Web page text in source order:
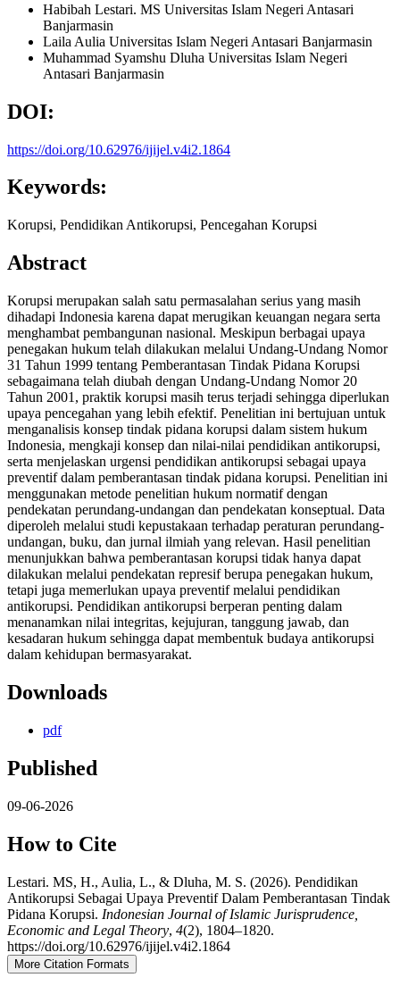
Habibah Lestari. MS Universitas Islam Negeri Antasari
Banjarmasin
Laila Aulia Universitas Islam Negeri Antasari Banjarmasin
Muhammad Syamshu Dluha Universitas Islam Negeri
Antasari Banjarmasin
DOI:
https://doi.org/10.62976/ijijel.v4i2.1864
Keywords:
Korupsi, Pendidikan Antikorupsi, Pencegahan Korupsi
Abstract
Korupsi merupakan salah satu permasalahan serius yang masih
dihadapi Indonesia karena dapat merugikan keuangan negara serta
menghambat pembangunan nasional. Meskipun berbagai upaya
penegakan hukum telah dilakukan melalui Undang-Undang Nomor
31 Tahun 1999 tentang Pemberantasan Tindak Pidana Korupsi
sebagaimana telah diubah dengan Undang-Undang Nomor 20
Tahun 2001, praktik korupsi masih terus terjadi sehingga diperlukan
upaya pencegahan yang lebih efektif. Penelitian ini bertujuan untuk
menganalisis konsep tindak pidana korupsi dalam sistem hukum
Indonesia, mengkaji konsep dan nilai-nilai pendidikan antikorupsi,
serta menjelaskan urgensi pendidikan antikorupsi sebagai upaya
preventif dalam pemberantasan tindak pidana korupsi. Penelitian ini
menggunakan metode penelitian hukum normatif dengan
pendekatan perundang-undangan dan pendekatan konseptual. Data
diperoleh melalui studi kepustakaan terhadap peraturan perundang-
undangan, buku, dan jurnal ilmiah yang relevan. Hasil penelitian
menunjukkan bahwa pemberantasan korupsi tidak hanya dapat
dilakukan melalui pendekatan represif berupa penegakan hukum,
tetapi juga memerlukan upaya preventif melalui pendidikan
antikorupsi. Pendidikan antikorupsi berperan penting dalam
menanamkan nilai integritas, kejujuran, tanggung jawab, dan
kesadaran hukum sehingga dapat membentuk budaya antikorupsi
dalam kehidupan bermasyarakat.
Downloads
pdf
Published
09-06-2026
How to Cite
Lestari. MS, H., Aulia, L., & Dluha, M. S. (2026). Pendidikan
Antikorupsi Sebagai Upaya Preventif Dalam Pemberantasan Tindak
Pidana Korupsi. Indonesian Journal of Islamic Jurisprudence,
Economic and Legal Theory, 4(2), 1804–1820.
https://doi.org/10.62976/ijijel.v4i2.1864
More Citation Formats